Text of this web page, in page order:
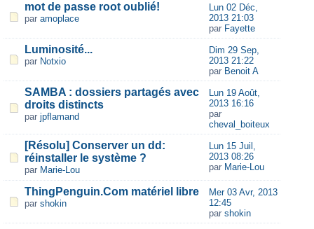
mot de passe root oublié!
par amoplace
Lun 02 Déc,
2013 21:03
par Fayette
Luminosité...
par Notxio
Dim 29 Sep,
2013 21:22
par Benoit A
SAMBA : dossiers partagés avec
droits distincts
par jpflamand
Lun 19 Août,
2013 16:16
par
cheval_boiteux
[Résolu] Conserver un dd:
réinstaller le système ?
par Marie-Lou
Lun 15 Juil,
2013 08:26
par Marie-Lou
ThingPenguin.Com matériel libre
par shokin
Mer 03 Avr, 2013
12:45
par shokin